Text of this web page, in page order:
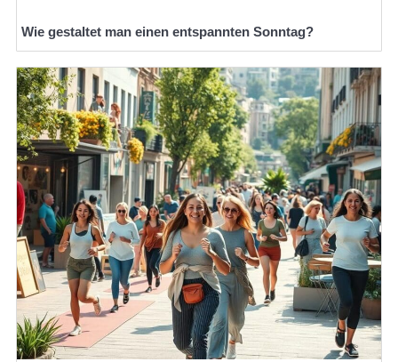
Wie gestaltet man einen entspannten Sonntag?